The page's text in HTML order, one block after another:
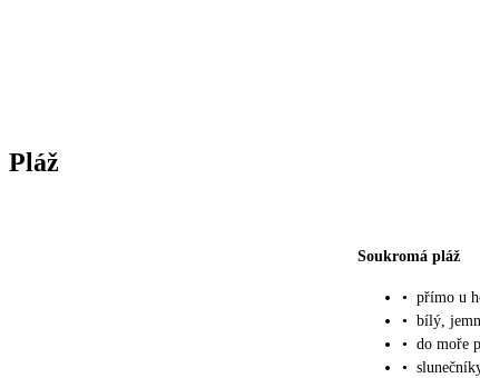
Pláž
Soukromá pláž
• přímo u
• bílý,
• do moře
•